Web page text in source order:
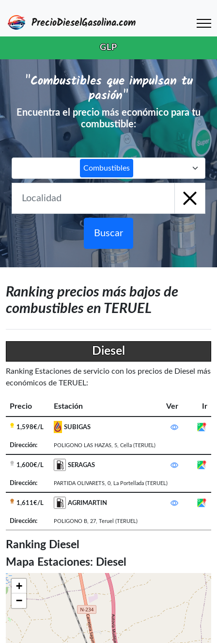
PrecioDieselGasolina.com
GLP
"Combustibles que impulsan tu
pasión"
Encuentra el precio más económico para tu
combustible:
Combustibles
Buscar
Ranking precios más bajos de
combustibles en TERUEL
Diesel
Ranking Estaciones de servicio con los precios de Diesel más
económicos de TERUEL:
Precio Estación Ver Ir
1,598€/L SUBIGAS
Dirección: POLIGONO LAS HAZAS, 5 Cella (TERUEL)
1,600€/L SERAGAS
Dirección: PARTIDA OLIVARETS, 0 La Portellada (TERUEL)
1,611€/L AGRIMARTIN
Dirección: POLIGONO B, 27 Teruel (TERUEL)
Ranking Diesel
Mapa Estaciones: Diesel
+
−